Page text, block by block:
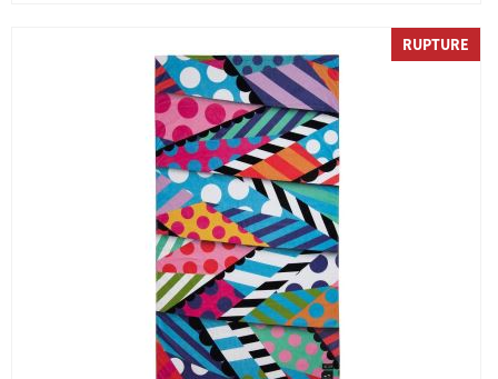
RUPTURE